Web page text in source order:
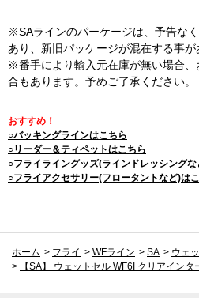
※SAラインのパーケージは、予告な
あり、新旧パッケージが混在する事が
※番手により輸入元在庫が無い場合
合もあります。予めご了承ください。
おすすめ！
○バッキングラインはこちら
○リーダー＆ティペットはこちら
○フライライングッズ(ラインドレッシングな
○フライアクセサリー(フロータントなど)は
ホーム > フライ > WFライン > SA > ウェ
>
【SA】 ウェットセル WF6I クリアインタ